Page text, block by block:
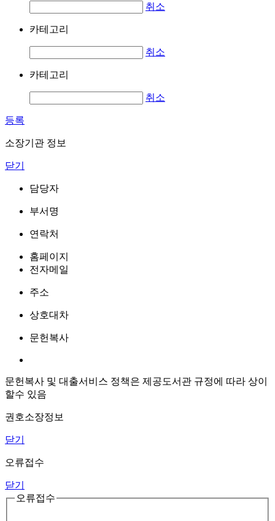
취소
카테고리
취소
카테고리
취소
등록
소장기관 정보
닫기
담당자
부서명
연락처
홈페이지
전자메일
주소
상호대차
문헌복사
문헌복사 및 대출서비스 정책은 제공도서관 규정에 따라 상이
할수 있음
권호소장정보
닫기
오류접수
닫기
오류접수